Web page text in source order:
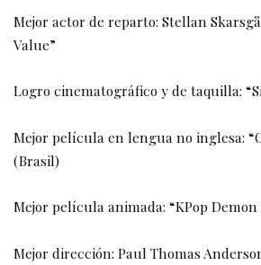
Mejor actor de reparto: Stellan
Value”
Logro cinematográfico y de taquilla:
Mejor película en lengua no inglesa:
(Brasil)
Mejor película animada: “KPop
Mejor dirección: Paul Thomas